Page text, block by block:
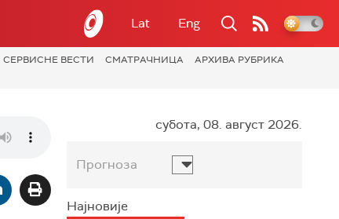
Lat Eng
СЕРВИСНЕ ВЕСТИ СМАТРАЧНИЦА
АРХИВА РУБРИКА
субота, 08. август 2026.
Прогноза
Најновије